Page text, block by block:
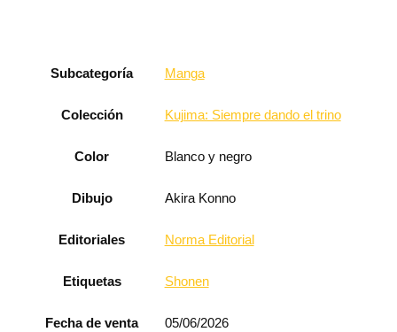
Subcategoría Manga
Colección Kujima: Siempre dando el trino
Color Blanco y negro
Dibujo Akira Konno
Editoriales Norma Editorial
Etiquetas Shonen
Fecha de venta 05/06/2026